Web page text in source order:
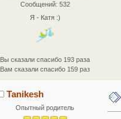
Сообщений: 532
Я - Катя :)
Вы сказали спасибо 193 раза
Вам сказали спасибо 159 раз
Tanikesh
Опытный родитель